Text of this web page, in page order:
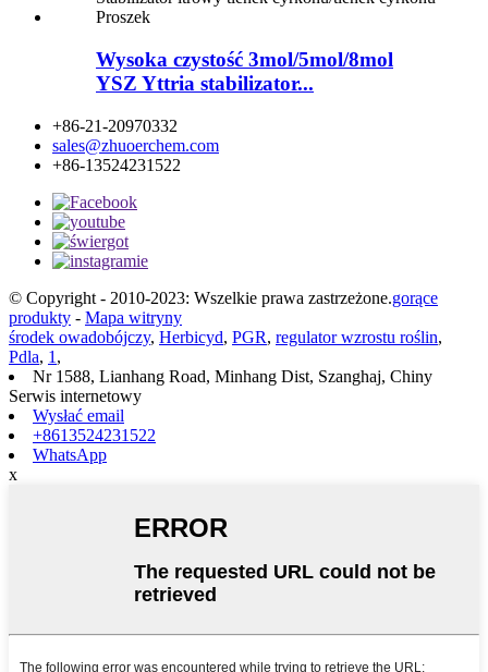
Wysoka czystość 3mol/5mol/8mol
YSZ Yttria stabilizator...
+86-21-20970332
sales@zhuoerchem.com
+86-13524231522
© Copyright - 2010-2023: Wszelkie prawa zastrzeżone.gorące
produkty - Mapa witryny
środek owadobójczy, Herbicyd, PGR, regulator wzrostu roślin,
Pdla, 1 ,
Nr 1588, Lianhang Road, Minhang Dist, Szanghaj, Chiny
Serwis internetowy
Wysłać email
+8613524231522
WhatsApp
x